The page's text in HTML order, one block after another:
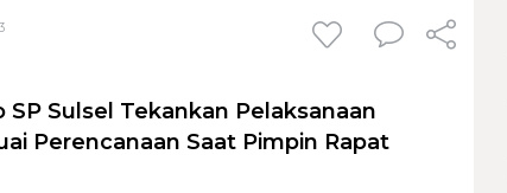
Sulsel Tekankan Pelaksanaan
Perencanaan Saat Pimpin Rapat